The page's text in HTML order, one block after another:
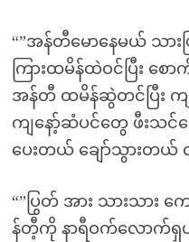
“”အန်တီမောနေမယ် သား
ကြားထမိန်ထဲဝင်ပြီး
အန်တီ ထမိန်ဆွဲတင်ပြီး က
ကျနော့်ဆံပင်တွေ ဖီးသင်
ပေးတယ် ချော်သွားတယ်
“”ပြွတ် အား သားသား
န်တီ့ကို နာရီဝက်လောက်ရှ